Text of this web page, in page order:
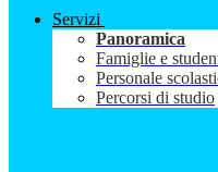
Servizi
Panoramica
Famiglie e
Personale
Percorsi di studio